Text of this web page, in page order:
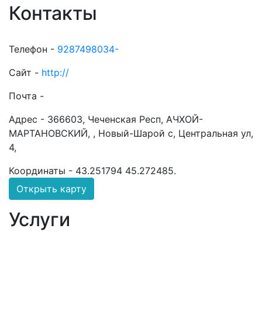
Контакты
Телефон - 9287498034-
Сайт - http://
Почта -
Адрес - 366603, Чеченская Респ, АЧХОЙ-
МАРТАНОВСКИЙ, , Новый-Шарой с, Центральная ул,
4,
Координаты - 43.251794 45.272485.
Открыть карту
Услуги